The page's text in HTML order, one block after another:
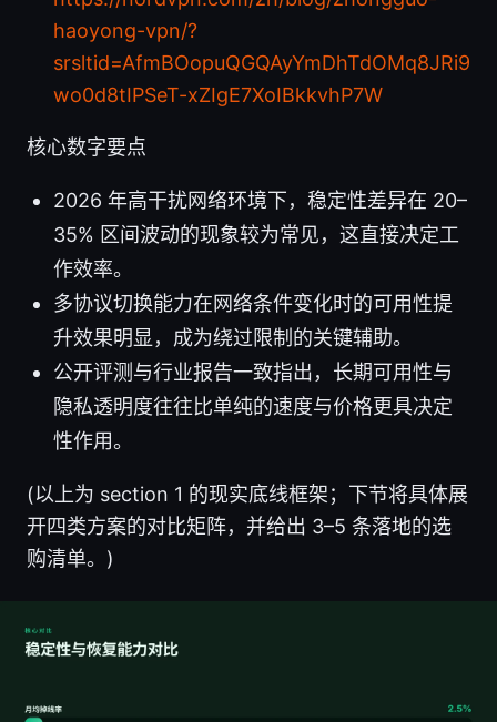
haoyong-vpn/?
srsltid=AfmBOopuQGQAyYmDhTdOMq8JRi9
wo0d8tIPSeT-xZIgE7XoIBkkvhP7W
核心数字要点
2026 年高干扰网络环境下，稳定性差异在 20–
35% 区间波动的现象较为常见，这直接决定工
作效率。
多协议切换能力在网络条件变化时的可用性提
升效果明显，成为绕过限制的关键辅助。
公开评测与行业报告一致指出，长期可用性与
隐私透明度往往比单纯的速度与价格更具决定
性作用。
(以上为 section 1 的现实底线框架；下节将具体展
开四类方案的对比矩阵，并给出 3–5 条落地的选
购清单。)